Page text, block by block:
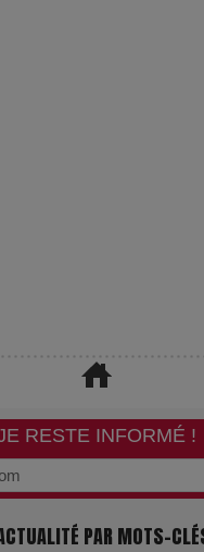
RESTE INFORMÉ !
PAR MOTS-